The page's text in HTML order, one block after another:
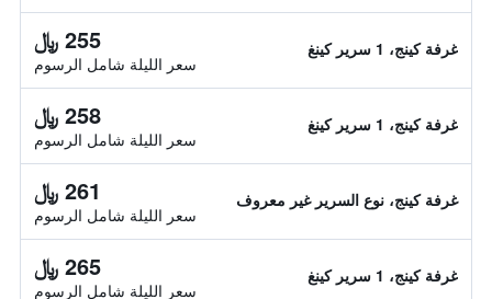
غرفة كينج، 1 سرير كينغ 255 ﷼
سعر الليلة شامل الرسوم
غرفة كينج، 1 سرير كينغ 258 ﷼
سعر الليلة شامل الرسوم
غرفة كينج، نوع السرير غير معروف 261 ﷼
سعر الليلة شامل الرسوم
غرفة كينج، 1 سرير كينغ 265 ﷼
سعر الليلة شامل الرسوم